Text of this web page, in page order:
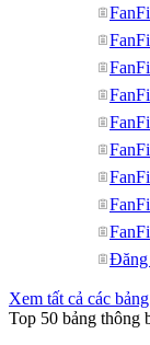
Đăng
Xem tất cả các
Top 50 bảng thông